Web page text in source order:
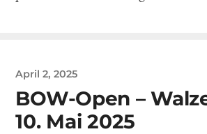
April 2, 2025
BOW-Open –
10. Mai 2025